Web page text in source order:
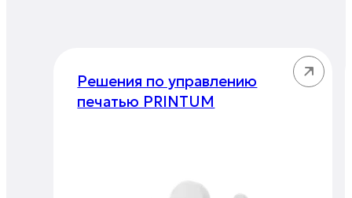
Решения по управлению
печатью PRINTUM